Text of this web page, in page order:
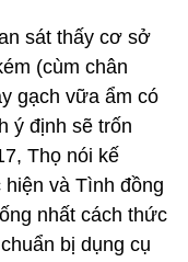
sát thấy cơ sở
(cùm chân
gạch vữa ẩm có
ý định sẽ trốn
Thọ nói kế
và Tình đồng
nhất cách thức
bị dụng cụ